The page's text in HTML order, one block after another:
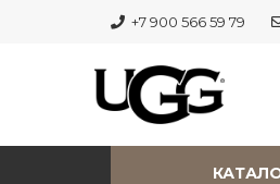
+7 900 566 59 79